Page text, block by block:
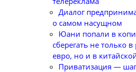
Диалог
о самом насущном
Юани попали в
сберегать не только
евро, но и в
Приватизация —